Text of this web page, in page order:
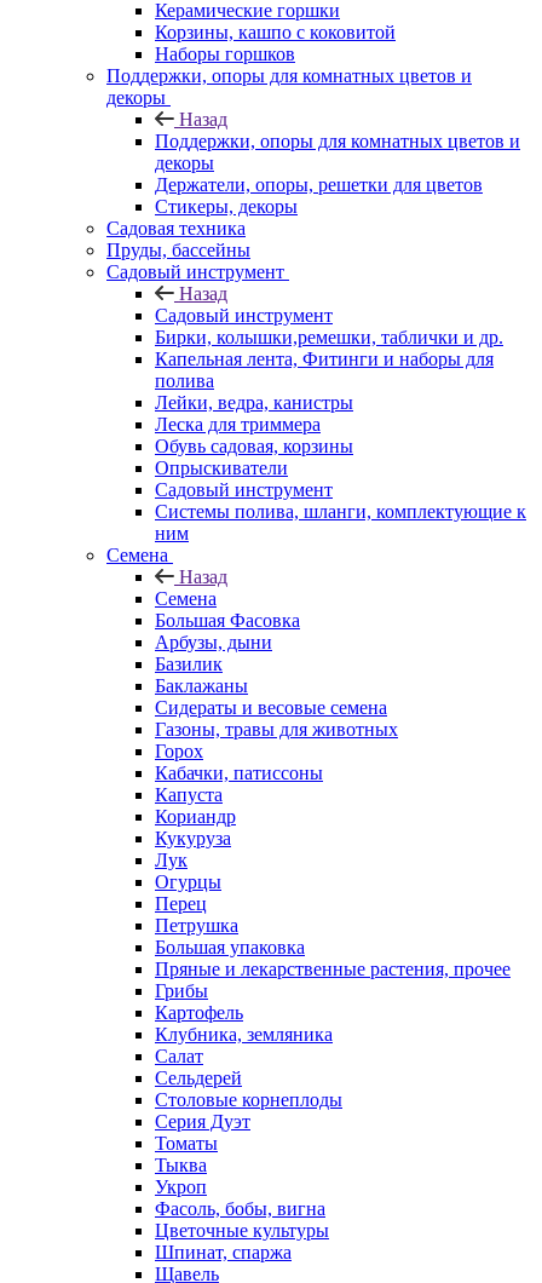
Керамические горшки
Корзины, кашпо с коковитой
Наборы горшков
Поддержки, опоры для комнатных цветов и
декоры
Назад
Поддержки, опоры для комнатных цветов и
декоры
Держатели, опоры, решетки для цветов
Стикеры, декоры
Садовая техника
Пруды, бассейны
Садовый инструмент
Назад
Садовый инструмент
Бирки, колышки,ремешки, таблички и др.
Капельная лента, Фитинги и наборы для
полива
Лейки, ведра, канистры
Леска для триммера
Обувь садовая, корзины
Опрыскиватели
Садовый инструмент
Системы полива, шланги, комплектующие к
ним
Семена
Назад
Семена
Большая Фасовка
Арбузы, дыни
Базилик
Баклажаны
Сидераты и весовые семена
Газоны, травы для животных
Горох
Кабачки, патиссоны
Капуста
Кориандр
Кукуруза
Лук
Огурцы
Перец
Петрушка
Большая упаковка
Пряные и лекарственные растения, прочее
Грибы
Картофель
Клубника, земляника
Салат
Сельдерей
Столовые корнеплоды
Серия Дуэт
Томаты
Тыква
Укроп
Фасоль, бобы, вигна
Цветочные культуры
Шпинат, спаржа
Щавель